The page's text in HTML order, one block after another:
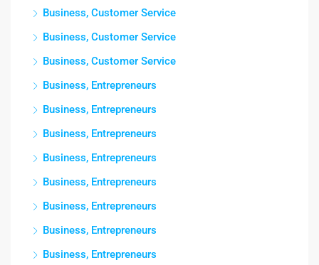
Business, Customer Service
Business, Customer Service
Business, Customer Service
Business, Entrepreneurs
Business, Entrepreneurs
Business, Entrepreneurs
Business, Entrepreneurs
Business, Entrepreneurs
Business, Entrepreneurs
Business, Entrepreneurs
Business, Entrepreneurs